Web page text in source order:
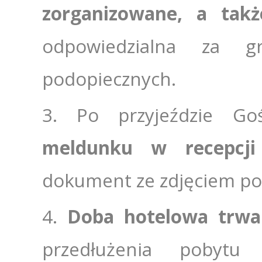
zorganizowane, a
odpowiedzialna za
podopiecznych.
Po przyjeździe
meldunku w
dokument ze zdjęciem
Doba hotelowa
przedłużenia